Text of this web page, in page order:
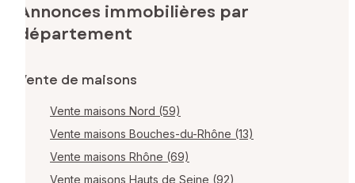
Annonces immobilières par
département
Vente de maisons
Vente maisons Nord (59)
Vente maisons Bouches-du-Rhône (13)
Vente maisons Rhône (69)
Vente maisons Hauts de Seine (92)